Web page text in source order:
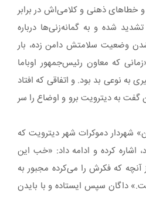
و خطاهای ذهنی و کلامی‌اش در برابر
شده و به گمانه‌زنی‌ها درباره
وضعیت سلامتش دامن زده، بار
که معاون رئیس‌جمهور اوباما
به نوعی بد بود. و اتفاقی که افتاد
گفت به دیترویت برو و اوضاع را سر
شهردار دموکرات شهر دیترویت که
کرده و ادامه داد: «خب این
آنچه که فکرش را می‌کرده مجبور به
داگان سپس ایستاده و با بایدن